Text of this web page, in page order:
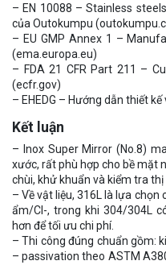
– EN 10088 – Stainless
của Outokumpu
– EU GMP Annex 1 –
(ema.europa.eu)
– FDA 21 CFR Part 211 –
(ecfr.gov)
– EHEDG – Hướng dẫn thiết
Kết luận
– Inox Super Mirror (No.8)
xước, rất phù hợp cho bề mặt
chùi, khử khuẩn và kiểm tra thị
– Về vật liệu, 316L là lựa
ẩm/Cl-, trong khi 304/304L
hơn để tối ưu chi phí.
– Thi công đúng chuẩn gồm:
– passivation theo ASTM